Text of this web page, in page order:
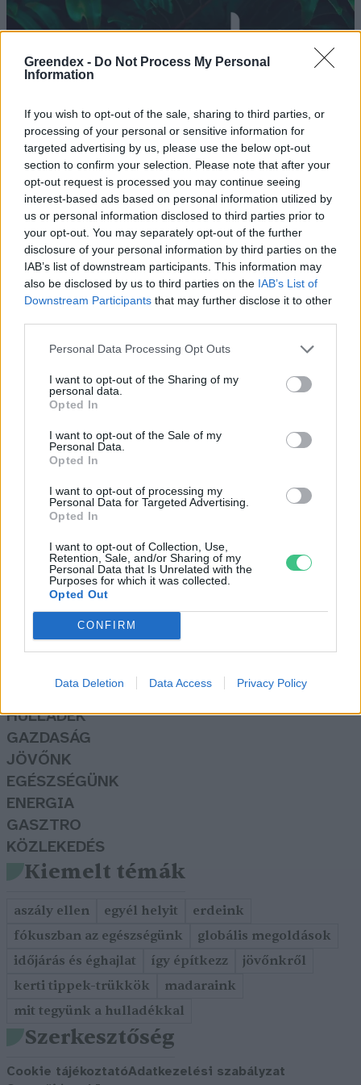
Greendex - Do Not Process My Personal
Information
If you wish to opt-out of the sale, sharing to third parties, or
processing of your personal or sensitive information for
targeted advertising by us, please use the below opt-out
section to confirm your selection. Please note that after your
opt-out request is processed you may continue seeing
interest-based ads based on personal information utilized by
us or personal information disclosed to third parties prior to
your opt-out. You may separately opt-out of the further
disclosure of your personal information by third parties on the
IAB’s list of downstream participants. This information may
also be disclosed by us to third parties on the IAB’s List of
Downstream Participants that may further disclose it to other
Personal Data Processing Opt Outs
I want to opt-out of the Sharing of my
personal data.
Opted In
I want to opt-out of the Sale of my
Personal Data.
Opted In
I want to opt-out of processing my
Personal Data for Targeted Advertising.
Opted In
I want to opt-out of Collection, Use,
Retention, Sale, and/or Sharing of my
Personal Data that Is Unrelated with the
Purposes for which it was collected.
Opted Out
CONFIRM
Data Deletion Data Access Privacy Policy
Giving Friday: kamaszok mentális
egészségét segíti a dm és a Kék
Vonal alapítvány
túlfogyasztást? – interjú Forgács
Attila szociálpszichológussal
Black Friday-on inkább adakozz!
Hajas Gyula Bence
Rovatok
HULLADÉK
GAZDASÁG
JÖVŐNK
EGÉSZSÉGÜNK
ENERGIA
GASZTRO
KÖZLEKEDÉS
Kiemelt témák
aszály ellen egyél helyit
erdeink
fókuszban az egészségünk
globális megoldások
időjárás és éghajlat
így építkezz
jövőnkről
kerti tippek-trükkök
madaraink
mit tegyünk a hulladékkal
Szerkesztőség
Cookie tájékoztatóAdatkezelési szabályzat